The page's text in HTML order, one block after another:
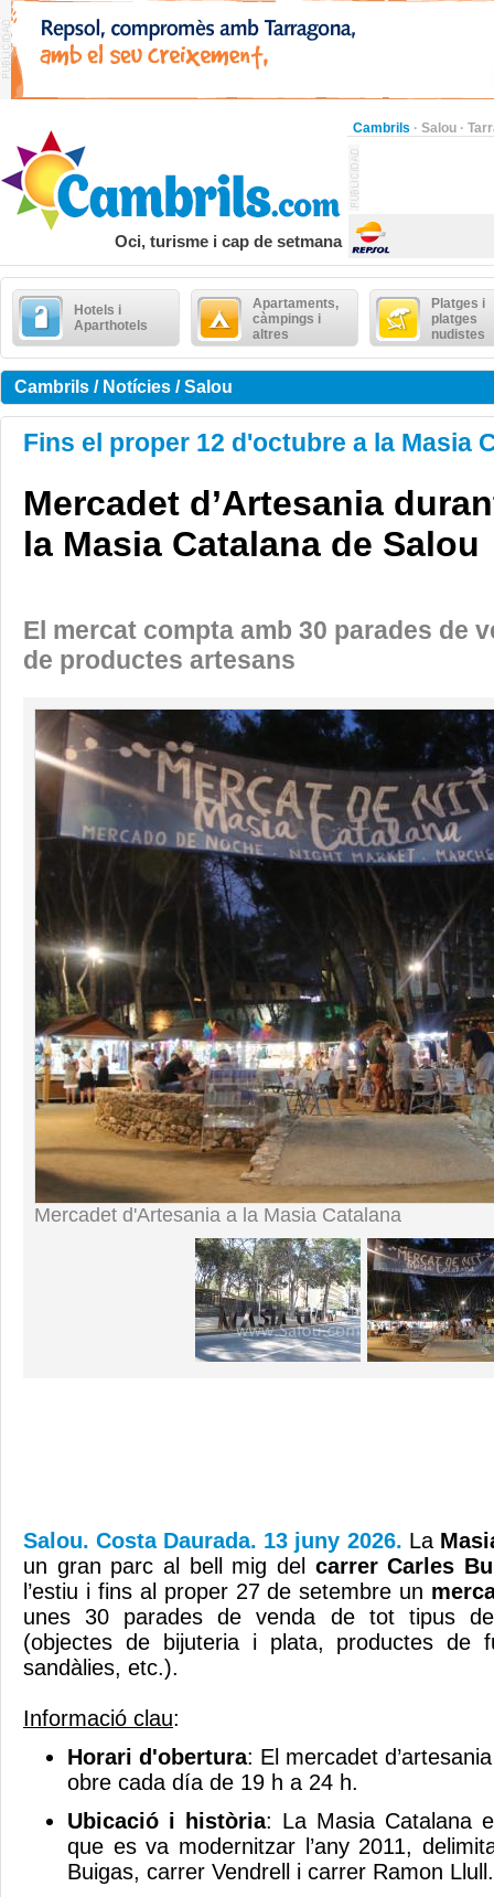
Cambrils · Salou ·
Oci, turisme i cap de setmana
Hotels i
Aparthotels
Apartaments,
càmpings i
altres
Platges i
platges
nudistes
Cambrils / Notícies / Salou
Fins el proper 12 d'octubre a la Masia
Mercadet d’Artesania
la Masia Catalana de Salou
El mercat compta amb 30 parades de
de productes artesans
Mercadet d'Artesania a la Masia Catalana
Salou. Costa Daurada. 13 juny 2026. La
un gran parc al bell mig del carrer Carles
l’estiu i fins al proper 27 de setembre un
unes 30 parades de venda de tot tipus
(objectes de bijuteria i plata, productes de
sandàlies, etc.).
Informació clau:
Horari d'obertura: El mercadet
obre cada día de 19 h a 24 h.
Ubicació i història: La Masia Catalana
que es va modernitzar l’any 2011,
Buigas, carrer Vendrell i carrer Ramon Llull.